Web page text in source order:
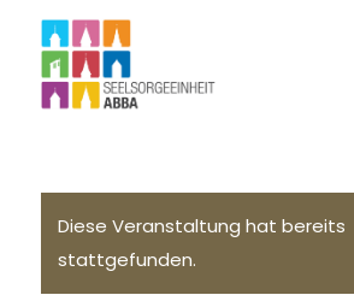
Diese Veranstaltung hat bereits
stattgefunden.